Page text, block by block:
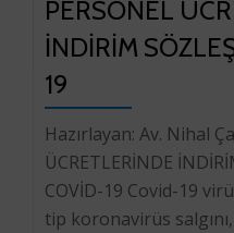
PERSONEL
İNDİRİM
19
Hazırlayan: Av. Nihal
ÜCRETLERİNDE
COVİD-19 Covid-19
tip koronavirüs